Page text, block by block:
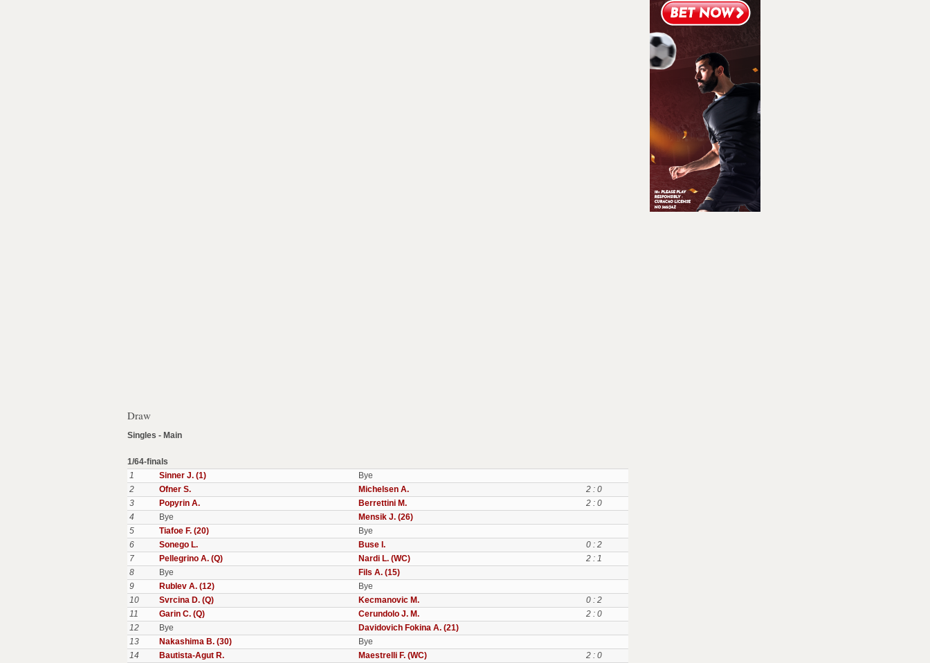
Draw
Singles - Main
1/64-finals
1
Sinner J. (1)
Bye
2
Ofner S. Michelsen A.
2 : 0
3
Popyrin A. Berrettini M.
2 : 0
4
Bye
Mensik J. (26)
5
Tiafoe F. (20)
Bye
6
Sonego L. Buse I.
0 : 2
7
Pellegrino A. (Q) Nardi L. (WC)
2 : 1
8
Bye
Fils A. (15)
9
Rublev A. (12)
Bye
10
Svrcina D. (Q) Kecmanovic M.
0 : 2
11
Garin C. (Q) Cerundolo J. M.
2 : 0
12
Bye
Davidovich Fokina A. (21)
13
Nakashima B. (30)
Bye
14
Bautista-Agut R. Maestrelli F. (WC)
2 : 0